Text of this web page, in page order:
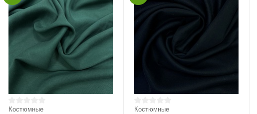
Костюмные Костюмные